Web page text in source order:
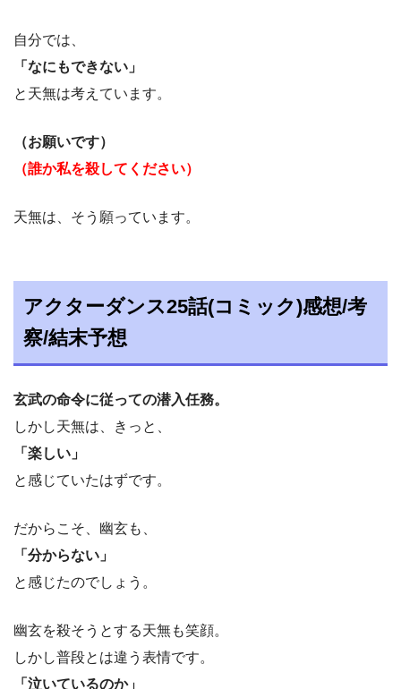
自分では、
「なにもできない」
と天無は考えています。
（お願いです）
（誰か私を殺してください）
天無は、そう願っています。
アクターダンス25話(コミック)感想/考
察/結末予想
玄武の命令に従っての潜入任務。
しかし天無は、きっと、
「楽しい」
と感じていたはずです。
だからこそ、幽玄も、
「分からない」
と感じたのでしょう。
幽玄を殺そうとする天無も笑顔。
しかし普段とは違う表情です。
「泣いているのか」